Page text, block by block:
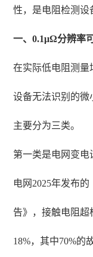
性，是电阻检测设
一、0.1μΩ分辨率
在实际低电阻测
设备无法识别的微
主要分为三类。
第一类是电网变
电网2025年发布
告》，接触电阻超
18%，其中70%的